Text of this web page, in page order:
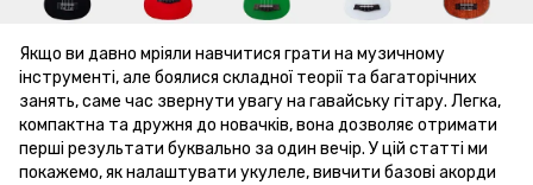
Якщо ви давно мріяли навчитися грати на музичному
інструменті, але боялися складної теорії та багаторічних
занять, саме час звернути увагу на гавайську гітару. Легка,
компактна та дружня до новачків, вона дозволяє отримати
перші результати буквально за один вечір. У цій статті ми
покажемо, як налаштувати укулеле, вивчити базові акорди